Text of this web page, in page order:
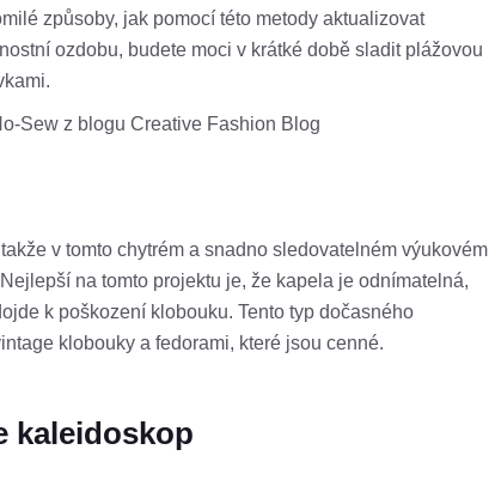
způsoby, jak pomocí této metody aktualizovat
ozdobu, budete moci v krátké době sladit plážovou
Sew z blogu Creative Fashion Blog
v tomto chytrém a snadno sledovatelném výukovém
na tomto projektu je, že kapela je odnímatelná,
k poškození klobouku. Tento typ dočasného
klobouky a fedorami, které jsou cenné.
kaleidoskop